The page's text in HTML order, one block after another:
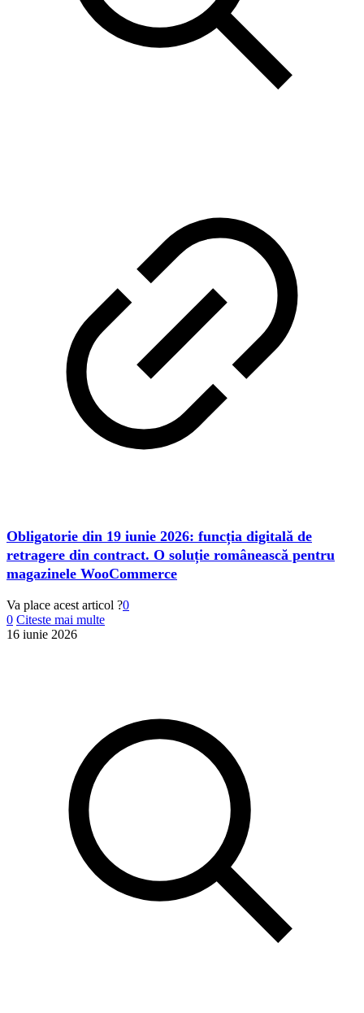
Obligatorie din 19 iunie 2026: funcția digitală de
retragere din contract. O soluție românească pentru
magazinele WooCommerce
Va place acest articol ?0
0 Citeste mai multe
16 iunie 2026